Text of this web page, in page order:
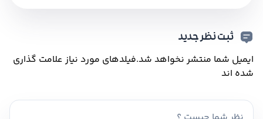
ثبت نظر جدید
ایمیل شما منتشر نخواهد شد.فیلدهای مورد نیاز علامت گذاری
شده اند